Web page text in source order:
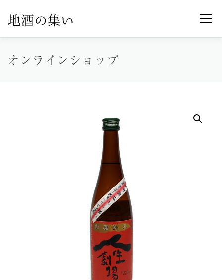
メニ
ホーム オンラインショップ
オンラインショップ